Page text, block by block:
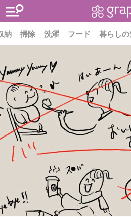
納 掃除 洗濯 フード 暮らし